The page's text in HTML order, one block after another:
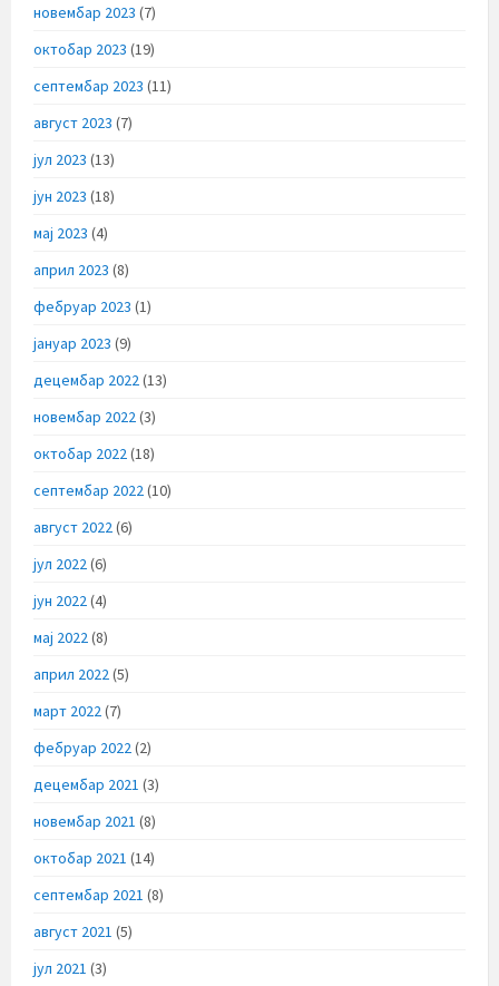
новембар 2023 (7)
октобар 2023 (19)
септембар 2023 (11)
август 2023 (7)
јул 2023 (13)
јун 2023 (18)
мај 2023 (4)
април 2023 (8)
фебруар 2023 (1)
јануар 2023 (9)
децембар 2022(13)
новембар 2022(3)
октобар 2022(18)
септембар 2022(10)
август 2022(6)
јул 2022(6)
јун 2022(4)
мај 2022(8)
април 2022(5)
март 2022(7)
фебруар 2022(2)
децембар 2021 (3)
новембар 2021 (8)
октобар 2021 (14)
септембар 2021 (8)
август 2021 (5)
јул 2021 (3)